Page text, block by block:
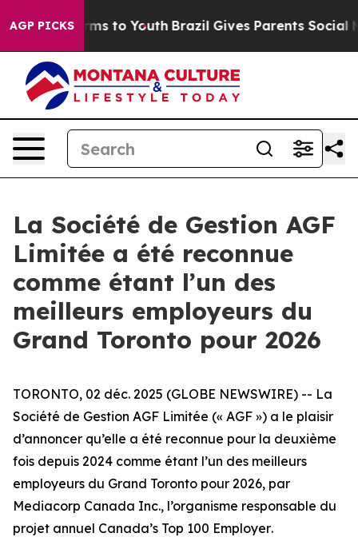
AGP PICKS
Harms to Youth Brazil Gives Parents Social
La Société de Gestion AGF
Limitée a été reconnue
comme étant l’un des
meilleurs employeurs du
Grand Toronto pour 2026
TORONTO, 02 déc. 2025 (GLOBE NEWSWIRE) -- La
Société de Gestion AGF Limitée (« AGF ») a le plaisir
d’annoncer qu’elle a été reconnue pour la deuxième
fois depuis 2024 comme étant l’un des meilleurs
employeurs du Grand Toronto pour 2026, par
Mediacorp Canada Inc., l’organisme responsable du
projet annuel Canada’s Top 100 Employer.